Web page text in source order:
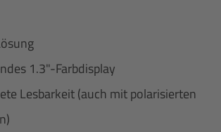
1.3"-Farbdisplay
Lesbarkeit (auch mit polarisierten